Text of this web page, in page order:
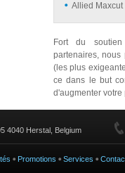
Allied Maxcut
Fort du
partenaires,
(les plus
ce dans le but
d'augmenter votre
4040 Herstal, Belgium
Promotions Services